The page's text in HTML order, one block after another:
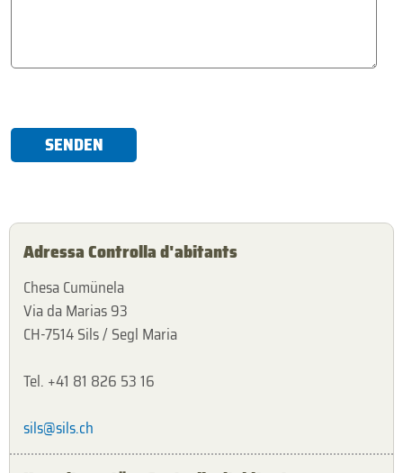
SENDEN
Adressa Controlla d'abitants
Chesa Cumünela
Via da Marias 93
CH-7514 Sils / Segl Maria
Tel. +41 81 826 53 16
sils@sils.ch